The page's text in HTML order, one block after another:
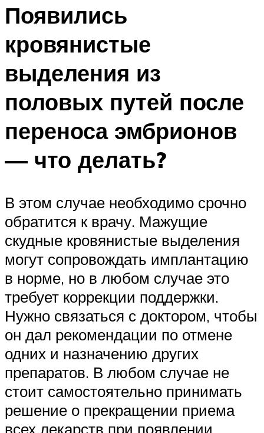
Появились
кровянистые
выделения из
половых путей после
переноса эмбрионов
— что делать?
В этом случае необходимо срочно
обратится к врачу. Мажущие
скудные кровянистые выделения
могут сопровождать имплантацию
в норме, но в любом случае это
требует коррекции поддержки.
Нужно связаться с доктором, чтобы
он дал рекомендации по отмене
одних и назначению других
препаратов. В любом случае не
стоит самостоятельно принимать
решение о прекращении приема
всех лекарств при появлении